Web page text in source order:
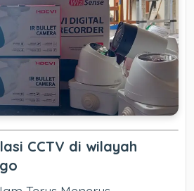
CCTV di wilayah